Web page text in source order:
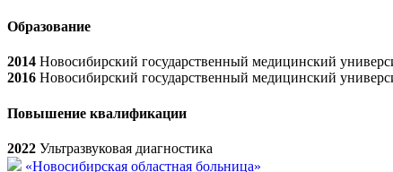
Образование
2014 Новосибирский государственный медицинский
2016 Новосибирский государственный медицинский
Повышение квалификации
2022 Ультразвуковая диагностика
«Новосибирская областная больница»